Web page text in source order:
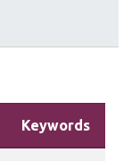
Keywords